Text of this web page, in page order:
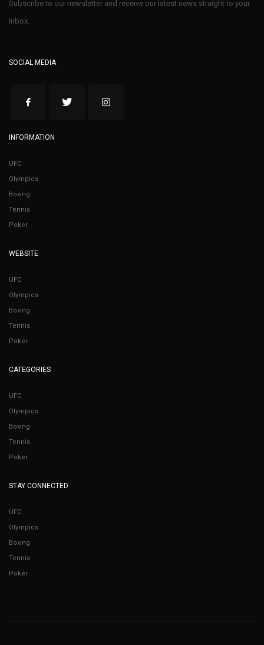
Subscribe to our newsletter and receive our latest news straight to your
inbox.
SOCIAL MEDIA
INFORMATION
UFC
Olympics
Boxing
Tennis
Poker
WEBSITE
UFC
Olympics
Boxing
Tennis
Poker
CATEGORIES
UFC
Olympics
Boxing
Tennis
Poker
STAY CONNECTED
UFC
Olympics
Boxing
Tennis
Poker